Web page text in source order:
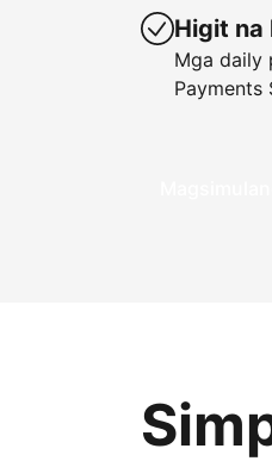
Higit na
Mga daily
Payments